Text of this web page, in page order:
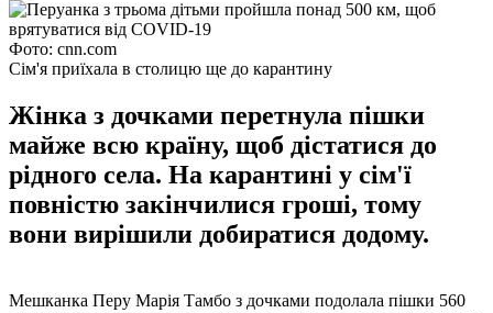
Фото: cnn.com
Сім'я приїхала в столицю ще до карантину
Жінка з дочками перетнула пішки
майже всю країну, щоб дістатися до
рідного села. На карантині у сім'ї
повністю закінчилися гроші, тому
вони вирішили добиратися додому.
Мешканка Перу Марія Тамбо з дочками подолала пішки 560